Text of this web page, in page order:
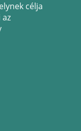
célja